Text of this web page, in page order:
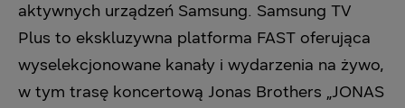
aktywnych urządzeń Samsung. Samsung TV
Plus to ekskluzywna platforma FAST oferująca
wyselekcjonowane kanały i wydarzenia na żywo,
w tym trasę koncertową Jonas Brothers „JONAS